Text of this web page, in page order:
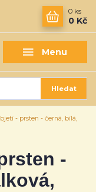
Menu
Hledat
0 ks
0 Kč
- prsten - černá, bílá,
-